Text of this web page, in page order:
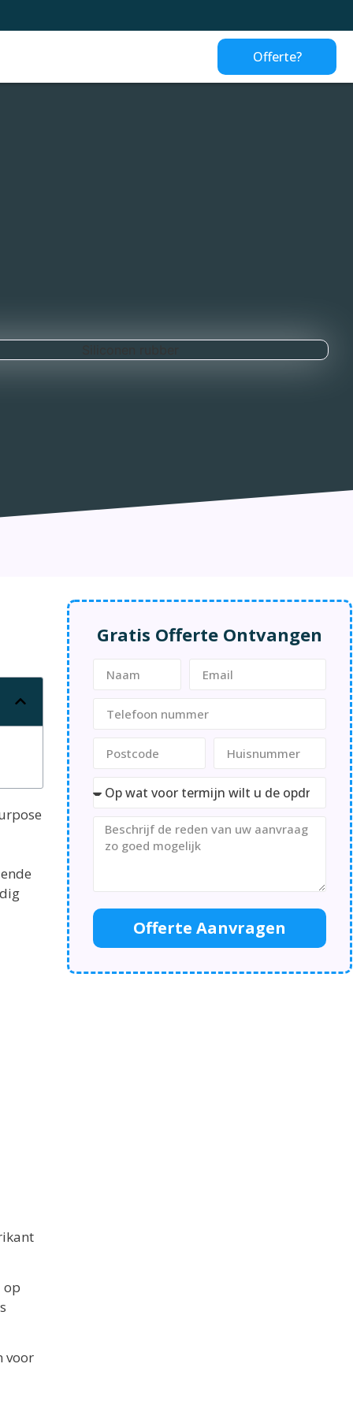
Offerte?
op
voor
Gratis Offerte Ontvangen
Offerte Aanvragen